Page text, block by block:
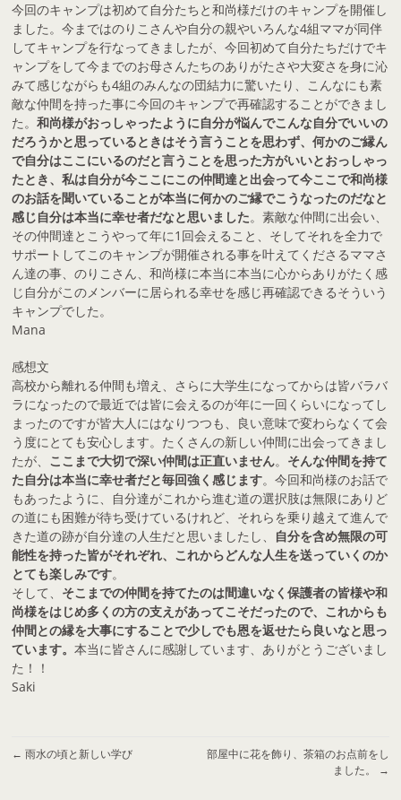
今回のキャンプは初めて自分たちと和尚様だけのキャンプを開催し
ました。今まではのりこさんや自分の親やいろんな4組ママが同伴
してキャンプを行なってきましたが、今回初めて自分たちだけでキ
ャンプをして今までのお母さんたちのありがたさや大変さを身に沁
みて感じながらも4組のみんなの団結力に驚いたり、こんなにも素
敵な仲間を持った事に今回のキャンプで再確認することができまし
た。和尚様がおっしゃったように自分が悩んでこんな自分でいいの
だろうかと思っているときはそう言うことを思わず、何かのご縁ん
で自分はここにいるのだと言うことを思った方がいいとおっしゃっ
たとき、私は自分が今ここにこの仲間達と出会って今ここで和尚様
のお話を聞いていることが本当に何かのご縁でこうなったのだなと
感じ自分は本当に幸せ者だなと思いました。素敵な仲間に出会い、
その仲間達とこうやって年に1回会えること、そしてそれを全力で
サポートしてこのキャンプが開催される事を叶えてくださるママさ
ん達の事、のりこさん、和尚様に本当に本当に心からありがたく感
じ自分がこのメンバーに居られる幸せを感じ再確認できるそういう
キャンプでした。
Mana
感想文
高校から離れる仲間も増え、さらに大学生になってからは皆バラバ
ラになったので最近では皆に会えるのが年に一回くらいになってし
まったのですが皆大人にはなりつつも、良い意味で変わらなくて会
う度にとても安心します。たくさんの新しい仲間に出会ってきまし
たが、 ここまで大切で深い仲間は正直いません。 そんな仲間を持て
た自分は本当に幸せ者だと毎回強く感じます。今回和尚様のお話で
もあったように、自分達がこれから進む道の選択肢は無限にありど
の道にも困難が待ち受けているけれど、それらを乗り越えて進んで
きた道の跡が自分達の人生だと思いましたし、 自分を含め無限の可
能性を持った皆がそれぞれ、これからどんな人生を送っていくのか
とても楽しみです。
そして、 そこまでの仲間を持てたのは間違いなく保護者の皆様や和
尚様をはじめ多くの方の支えがあってこそだったので、これからも
仲間との縁を大事にすることで少しでも恩を返せたら良いなと思っ
ています。本当に皆さんに感謝しています、ありがとうございまし
た！！
Saki
← 雨水の頃と新しい学び
部屋中に花を飾り、茶箱のお点前をし
ました。
→